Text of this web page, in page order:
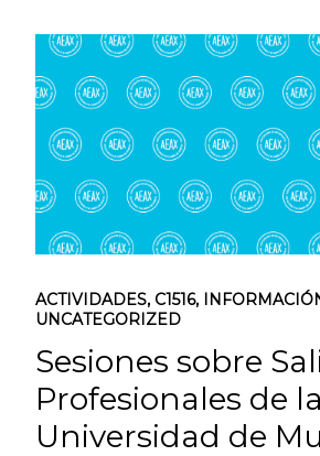
ACTIVIDADES, C1516,
UNCATEGORIZED
Sesiones sobre
Profesionales de la
Universidad de